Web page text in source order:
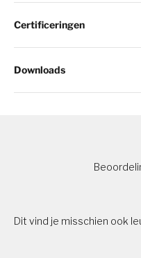
Certificeringen
Downloads
Dit vind je misschien ook